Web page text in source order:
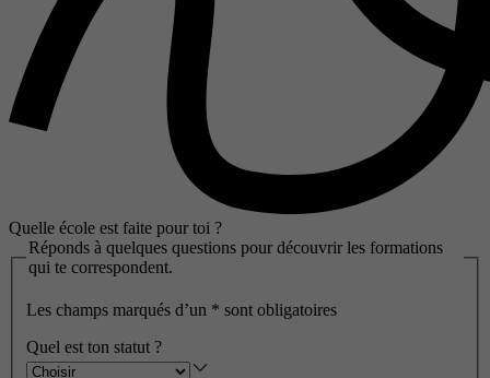
Quelle école est faite pour toi ?
Réponds à quelques questions pour découvrir les formations
qui te correspondent.
Les champs marqués d’un * sont obligatoires
Quel est ton statut ?